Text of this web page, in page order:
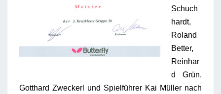
Schuch
hardt,
Roland
Better,
Reinhar
d Grün,
Gotthard Zweckerl und Spielführer Kai Müller nach